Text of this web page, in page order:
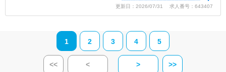
更新日：2026/07/31 求人番号：643407
1 2 3 4 5
<< < > >>